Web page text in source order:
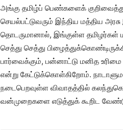
அங்கு தமிழ்ப் பெண்களைக்
செயல்பட்டுவரும் இந்திய மத்திய
தொடருமானால், இங்குள்ள தமிழர்கள்
செத்து செத்து
பார்வைக்கும், பன்னாட்டு மனித
என்று கேட்டுக்கொள்கிறோம்.
நடைபெறவுள்ள விவாதத்தில்
வன்முறைகளை எடுத்துக் கூறிட